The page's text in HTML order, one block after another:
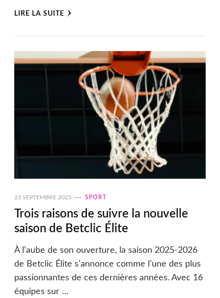
LIRE LA SUITE
23 SEPTEMBRE 2025 SPORT
Trois raisons de suivre la nouvelle
saison de Betclic Élite
À l’aube de son ouverture, la saison 2025-2026
de Betclic Élite s’annonce comme l’une des plus
passionnantes de ces dernières années. Avec 16
équipes sur …